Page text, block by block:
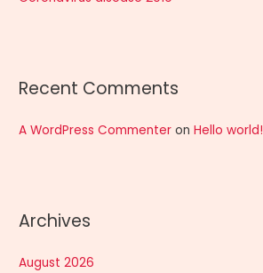
Recent Comments
A WordPress Commenter onHello world!
Archives
August 2026